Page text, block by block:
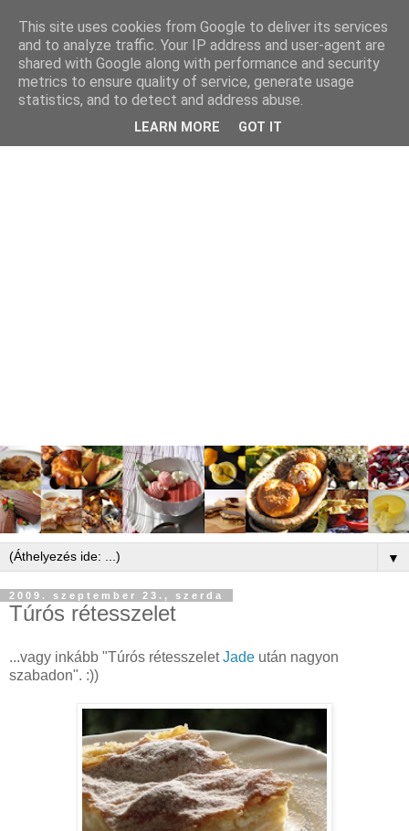
▼
2009. szeptember 23., szerda
Túrós rétesszelet
...vagy inkább "Túrós rétesszeletJade után nagyon
szabadon". :))
This site uses cookies from Google to deliver its services
and to analyze traffic. Your IP address and user-agent are
shared with Google along with performance and security
metrics to ensure quality of service, generate usage
statistics, and to detect and address abuse.
LEARN MORE GOT IT